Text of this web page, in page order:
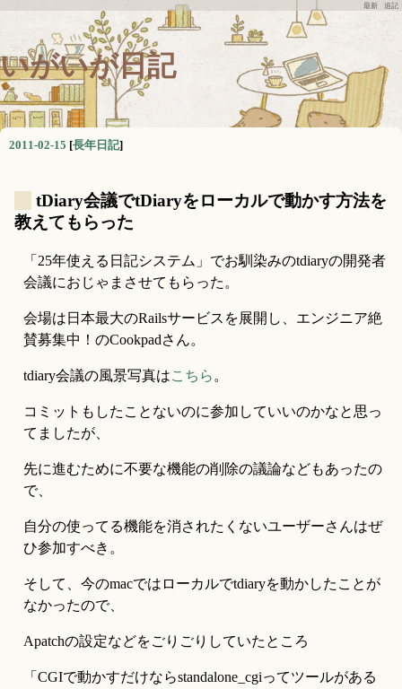
最新 追記
いがいが日記
2011-02-15 [長年日記]
tDiary会議でtDiaryをローカルで動かす方法を
教えてもらった
「25年使える日記システム」でお馴染みのtdiaryの開発者
会議におじゃまさせてもらった。
会場は日本最大のRailsサービスを展開し、エンジニア絶
賛募集中！のCookpadさん。
tdiary会議の風景写真はこちら 。
コミットもしたことないのに参加していいのかなと思っ
てましたが、
先に進むために不要な機能の削除の議論などもあったの
で、
自分の使ってる機能を消されたくないユーザーさんはぜ
ひ参加すべき。
そして、今のmacではローカルでtdiaryを動かしたことが
なかったので、
Apatchの設定などをごりごりしていたところ
「CGIで動かすだけならstandalone_cgiってツールがある